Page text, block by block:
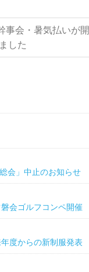
会・暑気払いが開
した
会」中止のお知らせ
会ゴルフコンペ開催
度からの新制服発表